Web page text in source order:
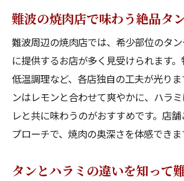
難波の焼肉店で味わう絶品タ
難波周辺の焼肉店では、希少部位のタ
に提供するお店が多く見受けられます
低温調理など、各店独自の工夫が光り
ンはレモンと合わせて爽やかに、ハラ
レと共に味わうのがおすすめです。店
プローチで、焼肉の奥深さを体感できま
タンとハラミの違いを知って